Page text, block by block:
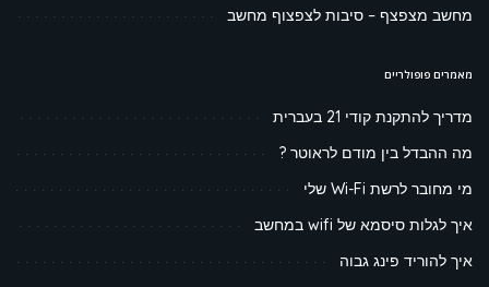
מחשב מצפצף – סיבות לצפצוף מחשב
מאמרים פופולריים
מדריך להתקנת קודי 21 בעברית
מה ההבדל בין מודם לראוטר ?
מי מחובר לרשת Wi-Fi שלי
איך לגלות סיסמא של wifi במחשב
איך להוריד פינג גבוה